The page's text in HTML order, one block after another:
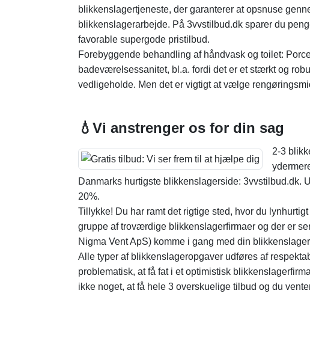
blikkenslagertjeneste, der garanterer at opsnuse
blikkenslagerarbejde. På 3vvstilbud.dk sparer du
favorable supergode pristilbud.
Forebyggende behandling af håndvask og toilet:
badeværelsessanitet, bl.a. fordi det er et stærkt og
vedligeholde. Men det er vigtigt at vælge
💧Vi anstrenger os for din sag
2-3
Danmarks hurtigste blikkenslagerside: 3vvstilbud.dk.
20%.
Tillykke! Du har ramt det rigtige sted, hvor du
gruppe af troværdige blikkenslagerfirmaer og der er
Nigma Vent ApS) komme i gang med din
Alle typer af blikkenslageropgaver udføres af
problematisk, at få fat i et optimistisk
ikke noget, at få hele 3 overskuelige tilbud og du